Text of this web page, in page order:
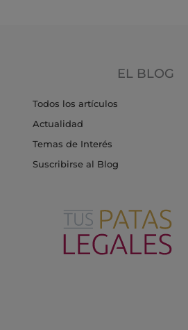
EL BLOG
Todos los artículos
Actualidad
Temas de Interés
Suscribirse al Blog